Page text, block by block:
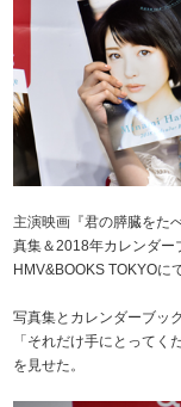
主演映画『君の膵臓をた
真集＆2018年カレンダー
HMV&BOOKS TOKYOに
写真集とカレンダーブッ
「それだけ手にとって
を見せた。